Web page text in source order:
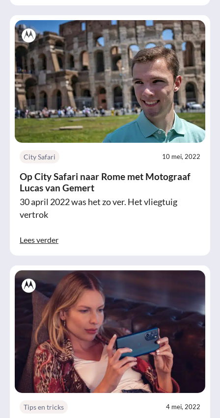
City Safari 10 mei, 2022
Op City Safari naar Rome met Motograaf
Lucas van Gemert
30 april 2022 was het zo ver. Het vliegtuig
vertrok
Lees verder
Tips en tricks 4 mei, 2022